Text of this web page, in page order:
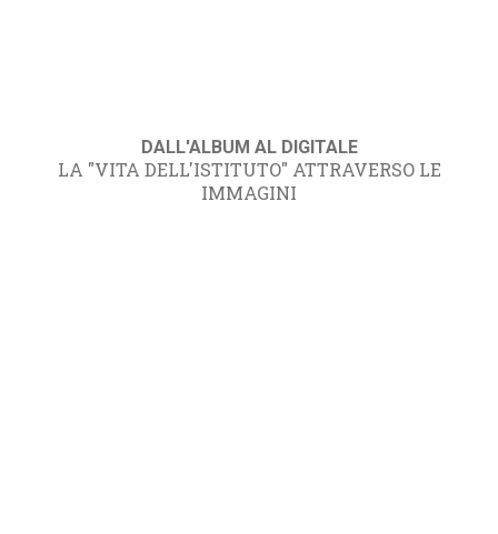
DALL'ALBUM AL DIGITALE
LA "VITA DELL'ISTITUTO" ATTRAVERSO LE
IMMAGINI